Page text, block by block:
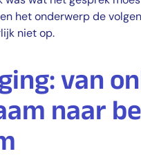
het onderwerp de
niet op.
van
naar